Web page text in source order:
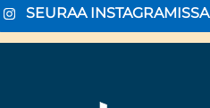
SEURAA INSTAGRAMISSA